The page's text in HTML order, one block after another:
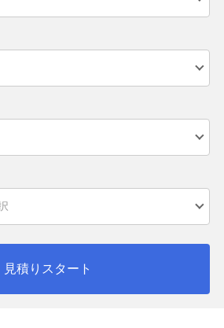
見積りスタート